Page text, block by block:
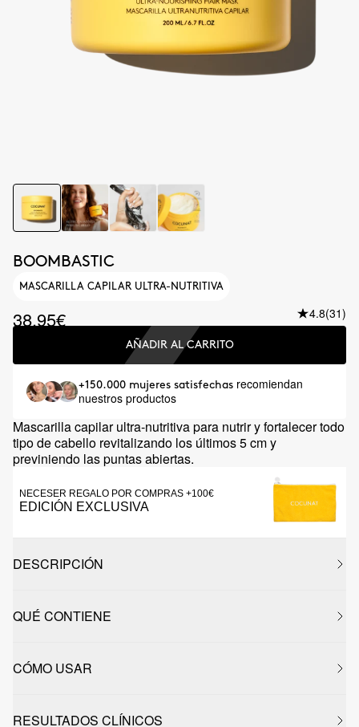
BOOMBASTIC
MASCARILLA CAPILAR ULTRA-NUTRITIVA
38.95€ 4.8(31)
AÑADIR AL CARRITO
+150.000 mujeres satisfechas recomiendan
nuestros productos
Mascarilla capilar ultra-nutritiva para nutrir y fortalecer todo
tipo de cabello revitalizando los últimos 5 cm y
previniendo las puntas abiertas.
NECESER REGALO POR COMPRAS +100€
EDICIÓN EXCLUSIVA
DESCRIPCIÓN
QUÉ CONTIENE
CÓMO USAR
RESULTADOS CLÍNICOS